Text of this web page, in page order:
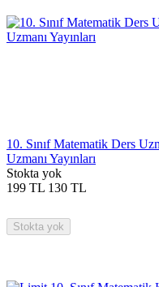
10. Sınıf Matematik Ders
Uzmanı Yayınları
Stokta yok
199 TL 130 TL
Stokta yok